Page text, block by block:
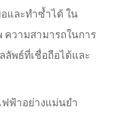
และทำซ้ำได้ ใน
ความสามารถในการ
ลัพธ์ที่เชื่อถือได้และ
ฟฟ้าอย่างแม่นยำ